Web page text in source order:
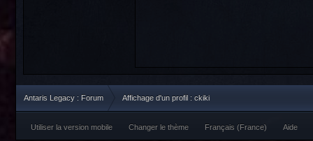
Antaris Legacy : Forum Affichage d'un profil : ckiki
Utiliser la version mobile Changer le thème Français (France) Aide